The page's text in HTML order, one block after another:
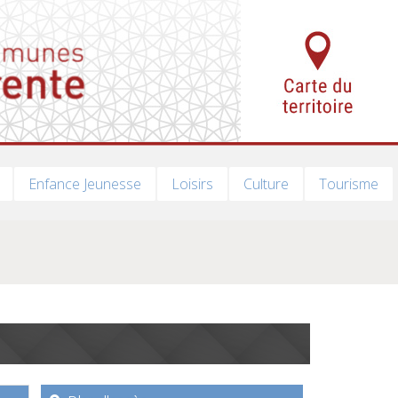
Enfance Jeunesse Loisirs Culture
Tourisme